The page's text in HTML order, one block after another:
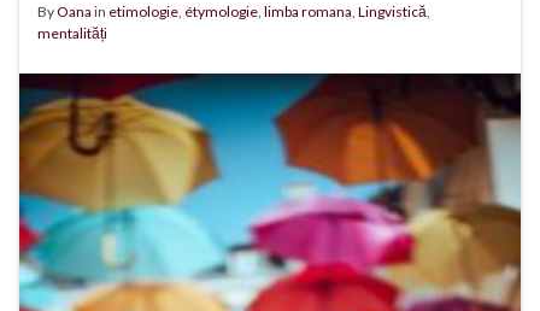
ByOana in etimologie, étymologie, limba romana, Lingvistică,
mentalități